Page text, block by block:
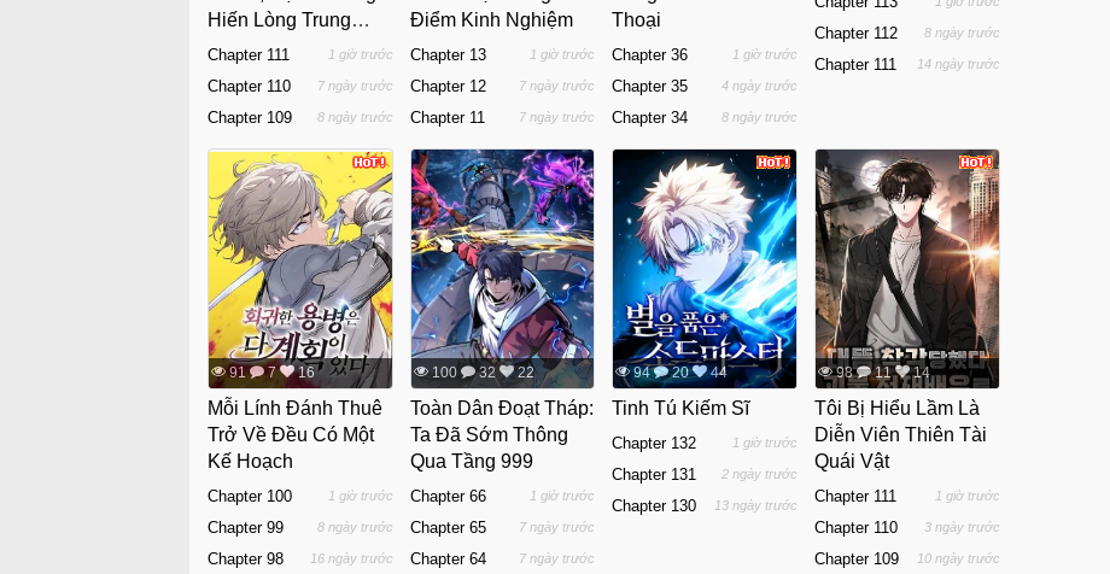
Hiến Lòng Trung
Thành
Chapter 111 1 giờ trước
Chapter 110 7 ngày trước
Chapter 109 8 ngày trước
Điểm Kinh Nghiệm
Chapter 13 1 giờ trước
Chapter 12 7 ngày trước
Chapter 11 7 ngày trước
Thoại
Chapter 36 1 giờ trước
Chapter 35 4 ngày trước
Chapter 34 8 ngày trước
Chapter 112 8 ngày trước
Chapter 111 14 ngày trước
91 7 16
Mỗi Lính Đánh Thuê
Trở Về Đều Có Một
Kế Hoạch
Chapter 100 1 giờ trước
Chapter 99 8 ngày trước
Chapter 98 16 ngày trước
100 32 22
Toàn Dân Đoạt Tháp:
Ta Đã Sớm Thông
Qua Tầng 999
Chapter 66 1 giờ trước
Chapter 65 7 ngày trước
Chapter 64 7 ngày trước
94 20 44
Tinh Tú Kiếm Sĩ
Chapter 132 1 giờ trước
Chapter 131 2 ngày trước
Chapter 130 13 ngày trước
98 11 14
Tôi Bị Hiểu Lầm Là
Diễn Viên Thiên Tài
Quái Vật
Chapter 111 1 giờ trước
Chapter 110 3 ngày trước
Chapter 109 10 ngày trước